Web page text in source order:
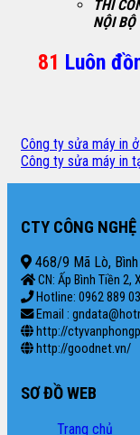
THI
NỘI BỘ
81 Luôn
Công ty sửa máy in
Công ty sửa máy in
CTY CÔNG NGHỆ
468/9 Mã Lò, Bình
CN: Ấp Bình Tiền
Hotline: 0962 889
Email :
http://
http://goodnet.vn/
SƠ ĐỒ WEB
Trang chủ